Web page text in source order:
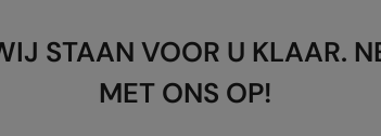
STAAN VOOR U KLAAR.
MET ONS OP!